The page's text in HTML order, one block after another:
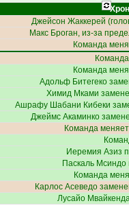
Джейсон Жаккерей
Макс Броган, из-за
Команда
Команда
Адольф Битегеко
Химид Мками
Ашрафу Шабани Кибеки
Джеймс Акаминко
Команда
Иеремия Азиз
Паскаль Мсиндо
Команда
Карлос Асеведо
Лусайо